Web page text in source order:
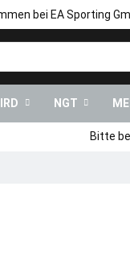
bei EA Sporting
NGT
Bitte